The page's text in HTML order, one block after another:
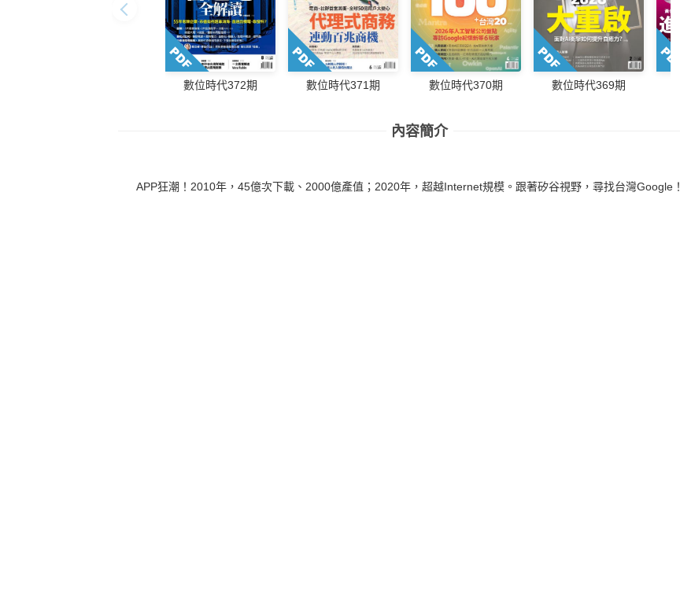
數位時代372期 數位時代371期 數位時代370期 數位時代369期
內容簡介
APP狂潮！2010年，45億次下載、2000億產值；2020年，超越Internet規模。跟著矽谷視野，尋找台灣Google！